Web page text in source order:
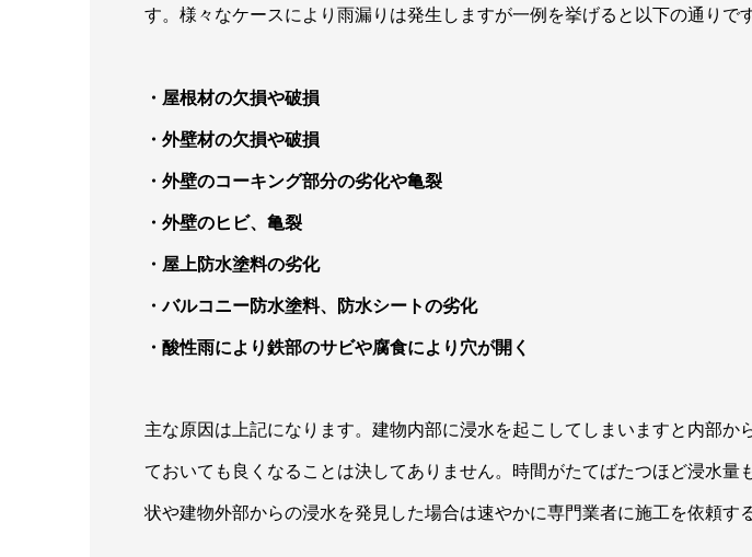
す。様々なケースにより雨漏りは発生しますが一例を挙げると以下の通りです
・屋根材の欠損や破損
・外壁材の欠損や破損
・外壁のコーキング部分の劣化や亀裂
・外壁のヒビ、亀裂
・屋上防水塗料の劣化
・バルコニー防水塗料、防水シートの劣化
・酸性雨により鉄部のサビや腐食により穴が開く
主な原因は上記になります。建物内部に浸水を起こしてしまいますと内部
ておいても良くなることは決してありません。時間がたてばたつほど浸水
状や建物外部からの浸水を発見した場合は速やかに専門業者に施工を依頼す